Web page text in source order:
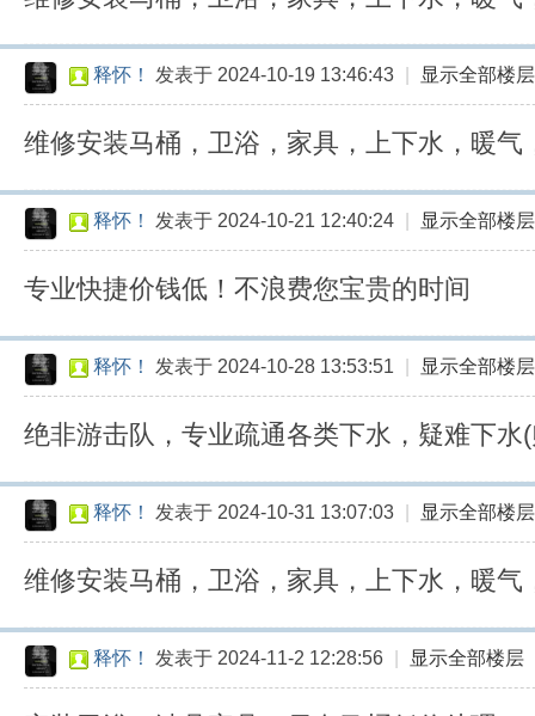
释怀！ 发表于 2024-10-19 13:46:43 显示全部楼层
维修安装马桶，卫浴，家具，上下水，暖
释怀！ 发表于 2024-10-21 12:40:24 显示全部楼层
专业快捷价钱低！不浪费您宝贵的时间
释怀！ 发表于 2024-10-28 13:53:51 显示全部楼层
绝非游击队，专业疏通各类下水，疑难下
释怀！ 发表于 2024-10-31 13:07:03 显示全部楼层
维修安装马桶，卫浴，家具，上下水，暖
释怀！ 发表于 2024-11-2 12:28:56 显示全部楼层